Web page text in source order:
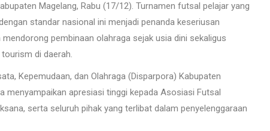
Magelang, Rabu (17/12). Turnamen futsal pelajar yang
standar nasional ini menjadi penanda keseriusan
pembinaan olahraga sejak usia dini sekaligus
di daerah.
Kepemudaan, dan Olahraga (Disparpora) Kabupaten
menyampaikan apresiasi tinggi kepada Asosiasi Futsal
serta seluruh pihak yang terlibat dalam penyelenggaraan